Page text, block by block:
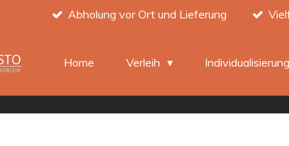
Abholung vor Ort und Lieferung
Home Verleih Individualisierung